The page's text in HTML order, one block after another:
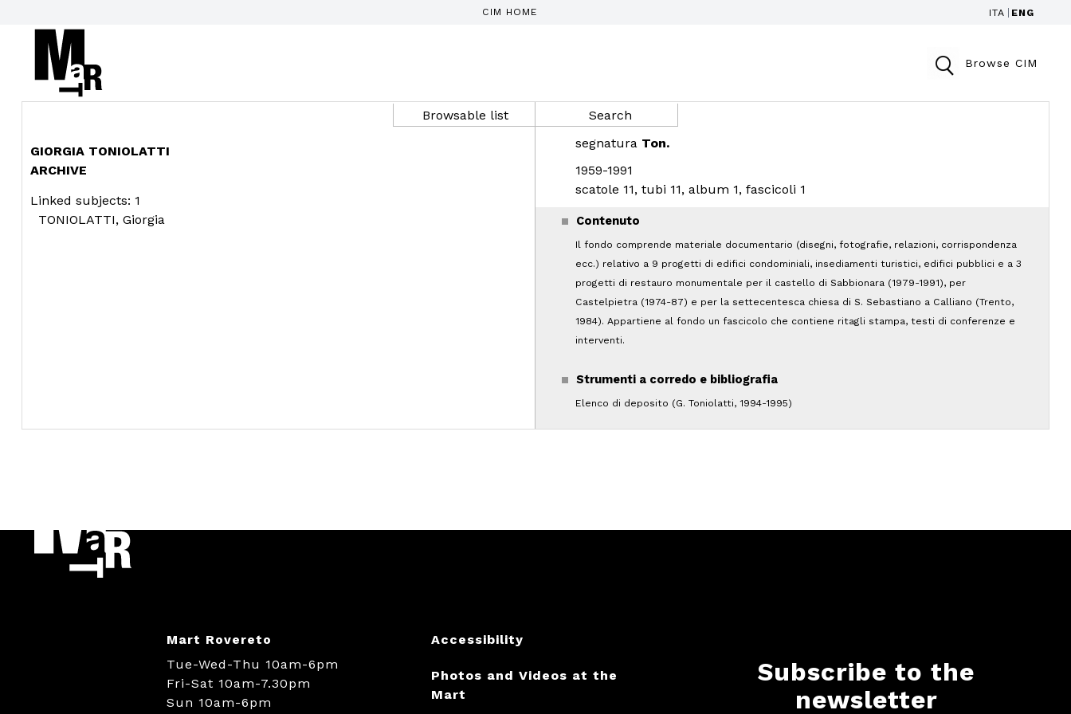
CIM HOME ITA ENG
Browse CIM
Browsable list
GIORGIA TONIOLATTI
ARCHIVE
Linked subjects: 1
TONIOLATTI, Giorgia
Search
segnatura Ton.
1959-1991
scatole 11, tubi 11, album 1, fascicoli 1
Contenuto
Il fondo comprende materiale documentario (disegni, fotografie, relazioni, corrispondenza
ecc.) relativo a 9 progetti di edifici condominiali, insediamenti turistici, edifici pubblici e a 3
progetti di restauro monumentale per il castello di Sabbionara (1979-1991), per
Castelpietra (1974-87) e per la settecentesca chiesa di S. Sebastiano a Calliano (Trento,
1984). Appartiene al fondo un fascicolo che contiene ritagli stampa, testi di conferenze e
interventi.
Strumenti a corredo e bibliografia
Elenco di deposito (G. Toniolatti, 1994-1995)
Mart Rovereto
Tue-Wed-Thu 10am-6pm
Fri-Sat 10am-7.30pm
Sun 10am-6pm
Accessibility
Photos and Videos at the
Mart
Subscribe to the
newsletter